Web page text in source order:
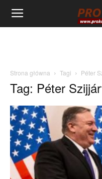
Strona główna Tagi Péter
Tag: Péter